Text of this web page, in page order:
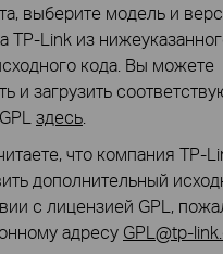
выберите модель и
TP-Link из
кода. Вы можете
и загрузить
здесь
что компания TP-
дополнительный
с лицензией GPL,
адресу GPL@tp-